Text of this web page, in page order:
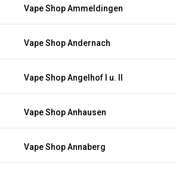
Vape Shop Ammeldingen
Vape Shop Andernach
Vape Shop Angelhof I u. II
Vape Shop Anhausen
Vape Shop Annaberg